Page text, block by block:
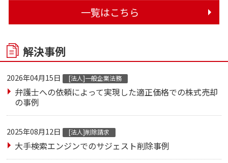
一覧はこちら
解決事例
2026年04月15日 [法人]一般企業法務
弁護士への依頼によって実現した適正価格での株式売却
の事例
2025年08月12日 [法人]削除請求
大手検索エンジンでのサジェスト削除事例